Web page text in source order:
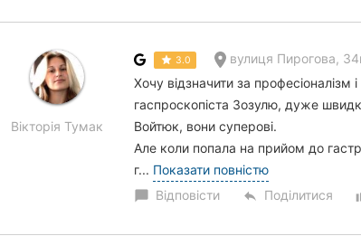
Вікторія Тумак
3.0 вулиця Пирогова,
Хочу відзначити за
гаспроскопіста Зозулю, дуже
Войтюк, вони суперові.
Але коли попала на прийом до
г... Показати повністю
chat_bubble Відповісти reply Поділитися